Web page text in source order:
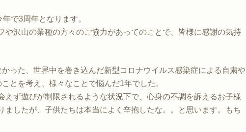
で3周年となります。
や沢山の業種の方々のご協力があってのことで、皆様に感謝の気持
った、世界中を巻き込んだ新型コロナウイルス感染症による自粛や
とを考え、様々なことで悩んだ1年でした。
えず遊びが制限されるような状況下で、心身の不調を訴えるお子様
ましたが、子供たちは本当によく辛抱したな。。と思います。もち